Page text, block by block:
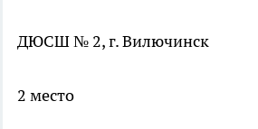
ДЮСШ № 2, г. Вилючинск
2 место